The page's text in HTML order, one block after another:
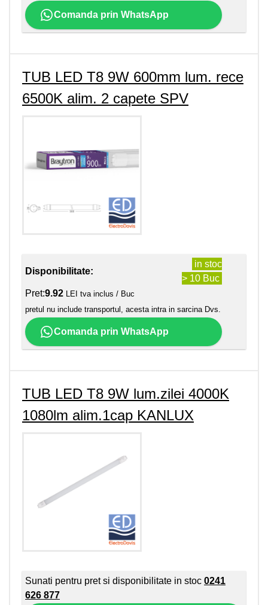
Comanda prin WhatsApp
TUB LED T8 9W 600mm lum. rece
6500K alim. 2 capete SPV
Disponibilitate:
in stoc
> 10 Buc
Pret:9.92 LEI tva inclus / Buc
pretul nu include transportul, acesta intra in sarcina Dvs.
Comanda prin WhatsApp
TUB LED T8 9W lum.zilei 4000K
1080lm alim.1cap KANLUX
Sunati pentru pret si disponibilitate in stoc 0241
626 877